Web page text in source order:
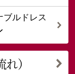
ブルドレス
）